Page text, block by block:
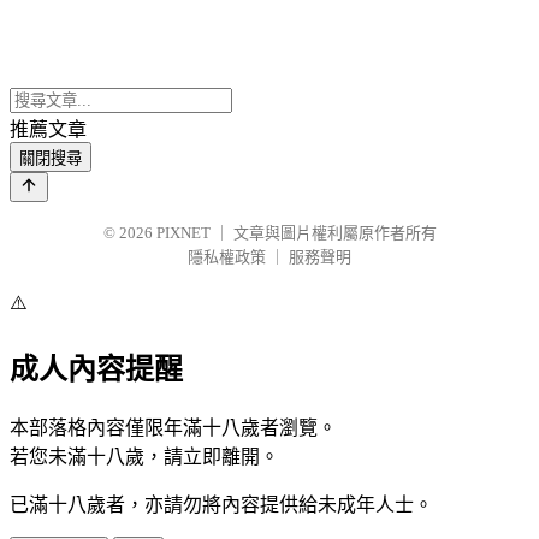
推薦文章
關閉搜尋
© 2026 PIXNET
文章與圖片權利屬原作者所有
隱私權政策
服務聲明
⚠️
成人內容提醒
本部落格內容僅限年滿十八歲者瀏覽。
若您未滿十八歲，請立即離開。
已滿十八歲者，亦請勿將內容提供給未成年人士。